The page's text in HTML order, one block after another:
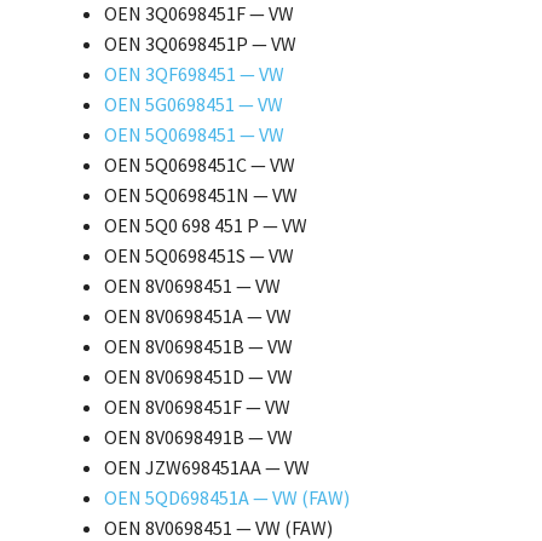
OEN 3Q0698451F — VW
OEN 3Q0698451P — VW
OEN 3QF698451 — VW
OEN 5G0698451 — VW
OEN 5Q0698451 — VW
OEN 5Q0698451C — VW
OEN 5Q0698451N — VW
OEN 5Q0 698 451 P — VW
OEN 5Q0698451S — VW
OEN 8V0698451 — VW
OEN 8V0698451A — VW
OEN 8V0698451B — VW
OEN 8V0698451D — VW
OEN 8V0698451F — VW
OEN 8V0698491B — VW
OEN JZW698451AA — VW
OEN 5QD698451A — VW (FAW)
OEN 8V0698451 — VW (FAW)